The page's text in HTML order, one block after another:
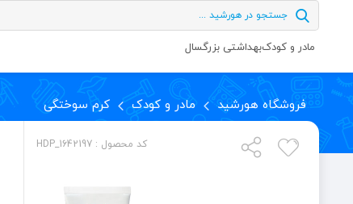
مادر و کودکبهداشتی بزرگسال
فروشگاه هورشید مادر و کودک کرم سوختگی
کد محصول : HDP_1642197